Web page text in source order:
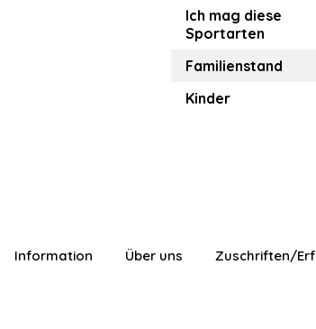
Ich mag diese
Sportarten
Familienstand
Kinder
Information Über uns Zuschriften/